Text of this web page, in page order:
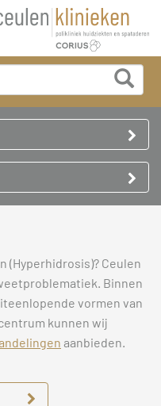
(Hyperhidrosis)? Ceulen
Binnen
vormen van
kunnen wij
aanbieden.